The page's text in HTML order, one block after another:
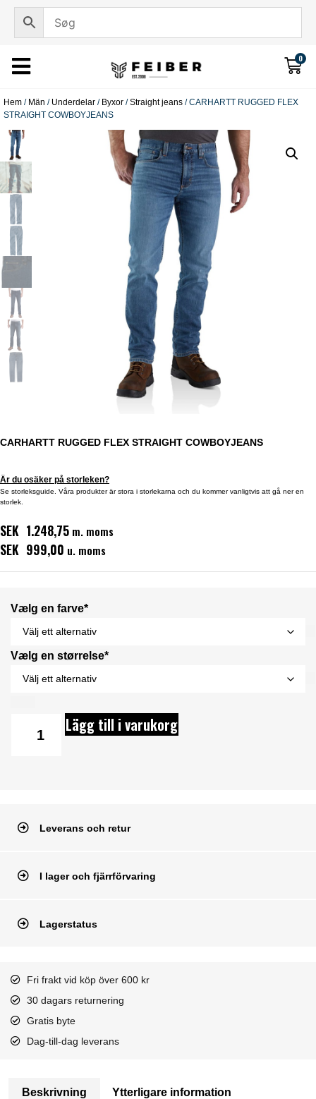
0
Hem / Män / Underdelar / Byxor /Straight jeans / CARHARTT RUGGED FLEX
STRAIGHT COWBOYJEANS
CARHARTT RUGGED FLEX STRAIGHT COWBOYJEANS
Är du osäker på storleken?
Se storleksguide. Våra produkter är stora i storlekarna och du kommer vanligtvis att gå ner en
storlek.
SEK 1.248,75 m. moms
SEK 999,00 u. moms
Vælg en farve*
Vælg en størrelse*
Lägg till i varukorg
Leverans och retur
I lager och fjärrförvaring
Lagerstatus
Fri frakt vid köp över 600 kr
30 dagars returnering
Gratis byte
Dag-till-dag leverans
Beskrivning Ytterligare information